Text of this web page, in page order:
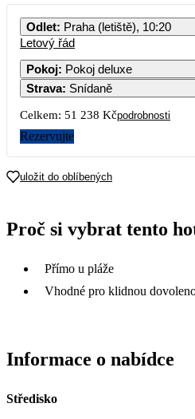
PO ÚT ST ČT
2 3
9
16 17
35 009 25 619
Odlet: Praha (letiště), 10:20
Letový řád
Pokoj: Pokoj deluxe
Strava: Snídaně
Celkem: 51 238 Kčpodrobnosti
Rezervujte
uložit do oblíbených
Proč si vybrat tento
Přímo u pláže
Vhodné pro klidnou
Informace o nabídce
Středisko